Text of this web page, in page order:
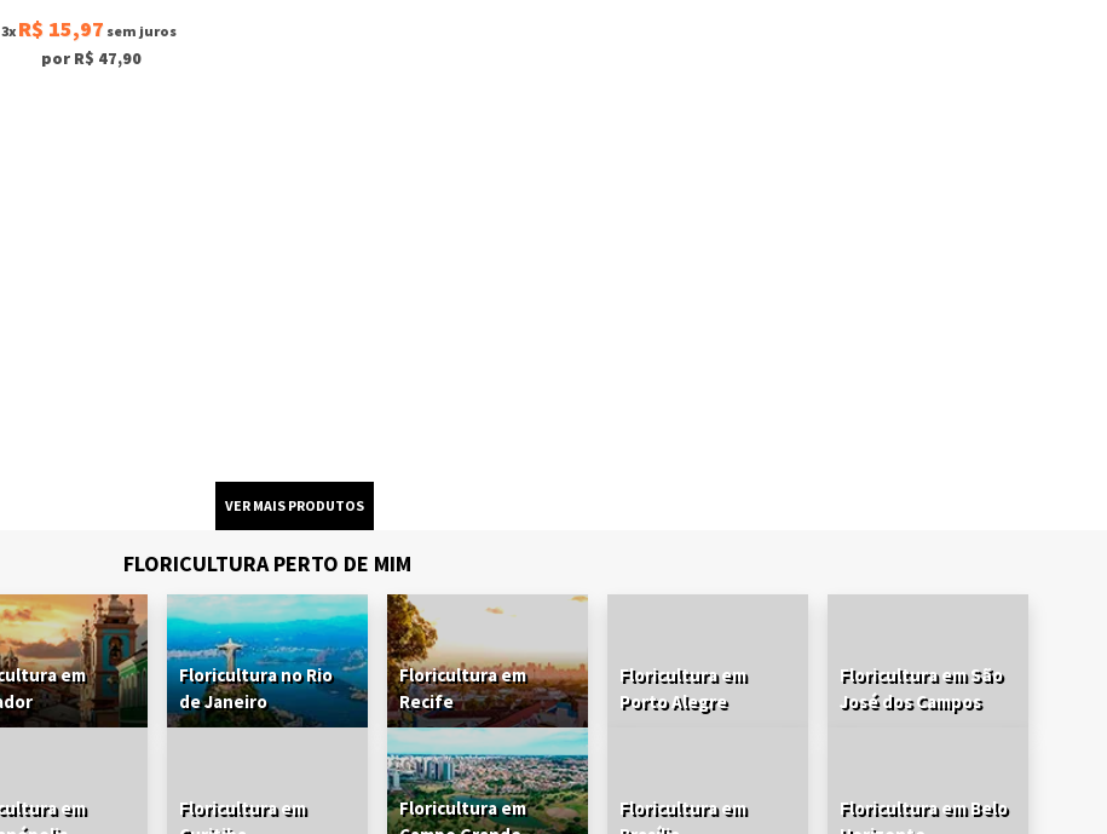
3x R$ 15,97 sem juros
por R$ 47,90
FLORICULTURA PERTO DE MIM
em
Floricultura no Rio
de Janeiro
Floricultura em
Recife
Floricultura em
Porto Alegre
Floricultura em São
José dos Campos
em
Floricultura em
Floricultura em
Floricultura em
Floricultura em Belo